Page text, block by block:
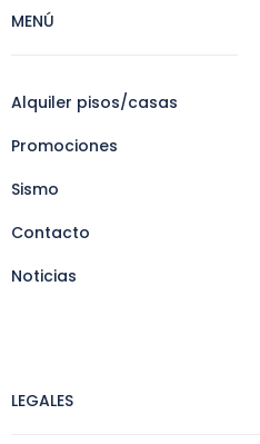
MENÚ
Alquiler pisos/casas
Promociones
Sismo
Contacto
Noticias
LEGALES